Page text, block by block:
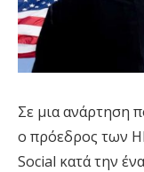
Σε μια ανάρτηση
ο πρόεδρος των
Social κατά την